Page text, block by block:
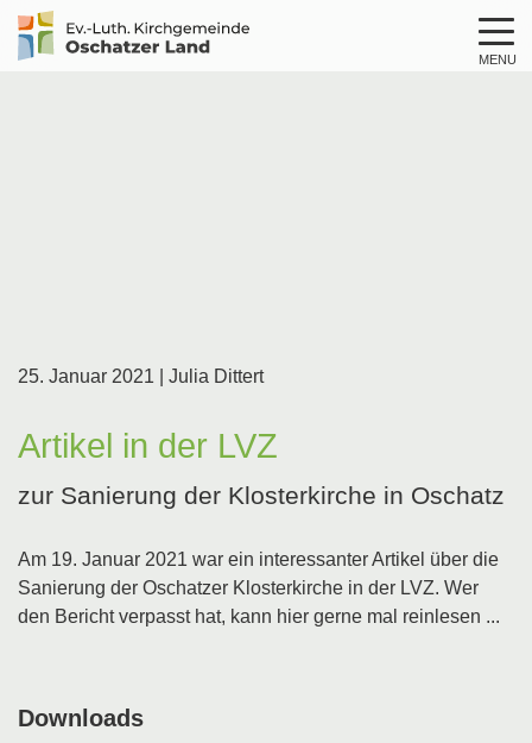
MENU
25. Januar 2021 | Julia Dittert
Artikel in der LVZ
zur Sanierung der Klosterkirche in Oschatz
Am 19. Januar 2021 war ein interessanter Artikel über die
Sanierung der Oschatzer Klosterkirche in der LVZ. Wer
den Bericht verpasst hat, kann hier gerne mal reinlesen ...
Downloads